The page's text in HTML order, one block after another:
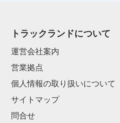
トラックランドについて
運営会社案内
営業拠点
個人情報の取り扱いについて
サイトマップ
問合せ